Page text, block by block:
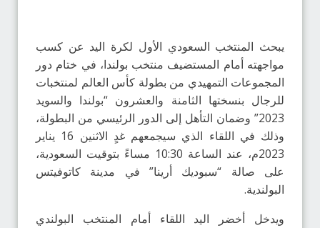
يبحث المنتخب السعودي الأول لكرة اليد عن كسب
مواجهته أمام المستضيف منتخب بولندا، في ختام دور
المجموعات التمهيدي من بطولة كأس العالم لمنتخبات
للرجال بنسختها الثامنة والعشرون “بولندا والسويد
2023” وضمان التأهل إلى الدور الرئيسي من البطولة،
وذلك في اللقاء الذي سيجمعهم غدٍ الاثنين 16 يناير
2023م، عند الساعة 10:30 مساءً بتوقيت السعودية،
على صالة “سبوديك أرينا” في مدينة كاتوفيتس
البولندية.
ويدخل أخضر اليد اللقاء أمام المنتخب البولندي